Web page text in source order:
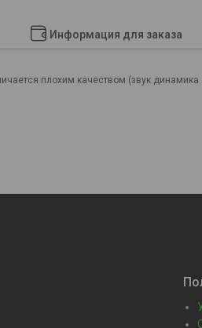
Информация для заказа
плохим качеством (звук динамика